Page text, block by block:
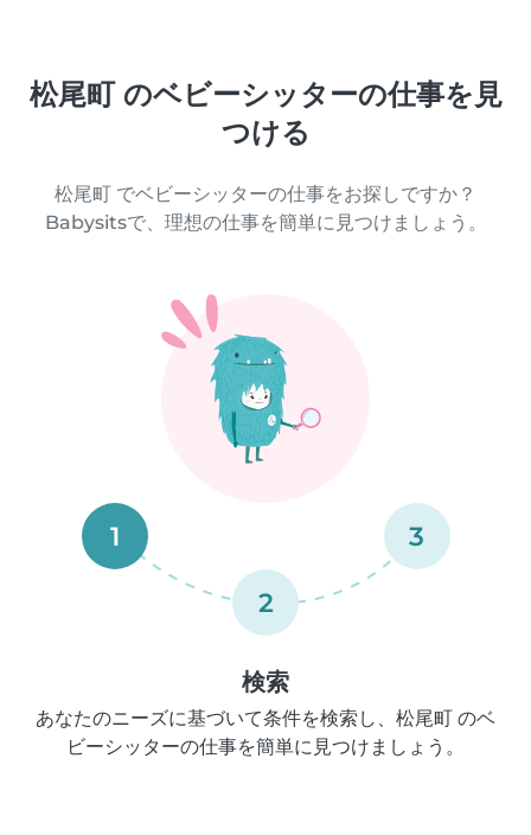
松尾町 のベビーシッターの仕事を見
つける
松尾町 でベビーシッターの仕事をお探しですか？
Babysitsで、理想の仕事を簡単に見つけましょう。
1
2
3
検索
あなたのニーズに基づいて条件を検索し、松尾町 のベ
ビーシッターの仕事を簡単に見つけましょう。